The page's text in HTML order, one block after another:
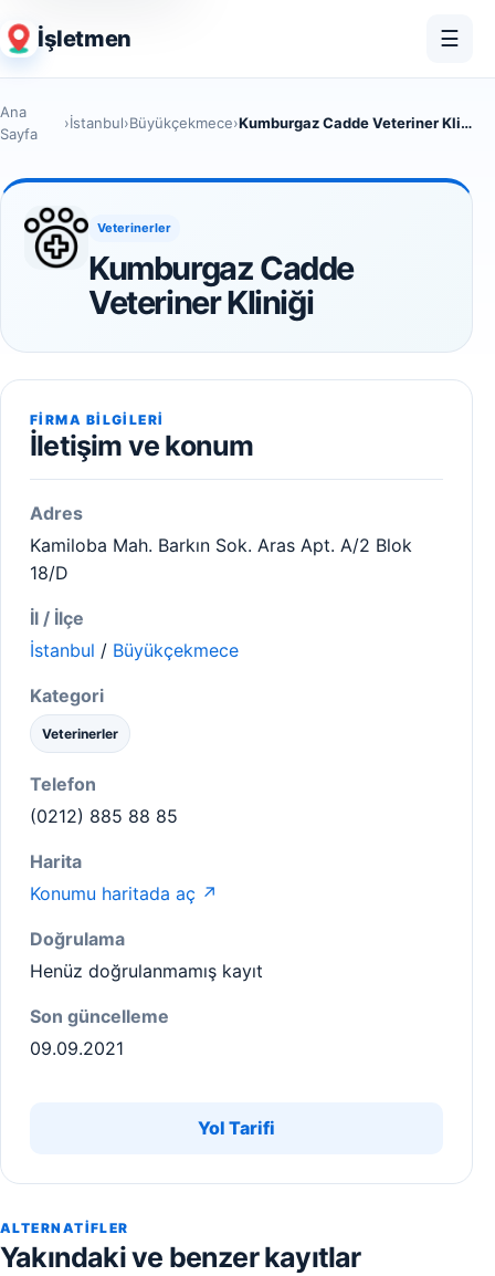
İşletmen ☰
Ana
Sayfa
›İstanbul›Büyükçekmece› Kumburgaz Cadde Veteriner Kliniği
Veterinerler
Kumburgaz Cadde
Veteriner Kliniği
FIRMA BILGILERI
İletişim ve konum
Adres
Kamiloba Mah. Barkın Sok. Aras Apt. A/2 Blok
18/D
İl / İlçe
İstanbul / Büyükçekmece
Kategori
Veterinerler
Telefon
(0212) 885 88 85
Harita
Konumu haritada aç ↗
Doğrulama
Henüz doğrulanmamış kayıt
Son güncelleme
09.09.2021
Yol Tarifi
ALTERNATIFLER
Yakındaki ve benzer kayıtlar